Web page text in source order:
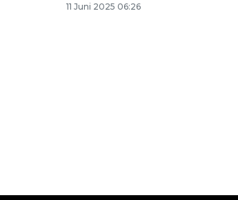
11 Juni 2025 06:26